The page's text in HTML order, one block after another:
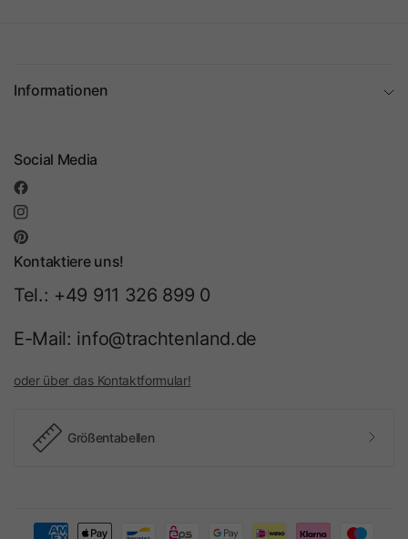
Informationen
Social Media
Kontaktiere uns!
Tel.: +49 911 326 899 0
E-Mail: info@trachtenland.de
oder über das Kontaktformular!
Größentabellen